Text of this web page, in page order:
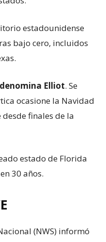
estadounidense
bajo cero, incluidos
Elliot. Se
ocasione la Navidad
finales de la
estado de Florida
30 años.
(NWS) informó